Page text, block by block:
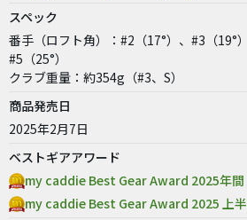
スペック
番手（ロフト角）：#2（17°）、#3（19°
#5（25°）
クラブ重量：約354g（#3、S）
商品発売日
2025年2月7日
ベストギアアワード
my caddie Best Gear Award 2025年間
my caddie Best Gear Award 2025 上